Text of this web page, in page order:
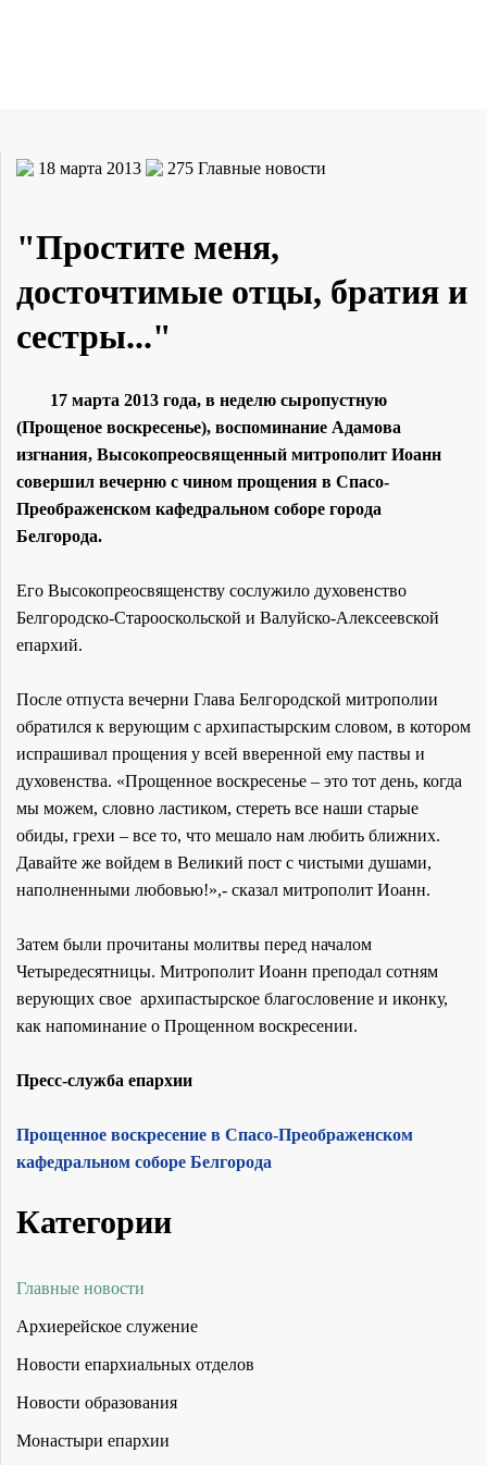
18 марта 2013 275 Главные новости
"Простите меня,
досточтимые отцы, братия и
сестры..."
17 марта 2013 года, в неделю сыропустную
(Прощеное воскресенье), воспоминание Адамова
изгнания, Высокопреосвященный митрополит Иоанн
совершил вечерню с чином прощения в Спасо-
Преображенском кафедральном соборе города
Белгорода.
Его Высокопреосвященству сослужило духовенство
Белгородско-Старооскольской и Валуйско-Алексеевской
епархий.
После отпуста вечерни Глава Белгородской митрополии
обратился к верующим с архипастырским словом, в котором
испрашивал прощения у всей вверенной ему паствы и
духовенства. «Прощенное воскресенье – это тот день, когда
мы можем, словно ластиком, стереть все наши старые
обиды, грехи – все то, что мешало нам любить ближних.
Давайте же войдем в Великий пост с чистыми душами,
наполненными любовью!»,- сказал митрополит Иоанн.
Затем были прочитаны молитвы перед началом
Четыредесятницы. Митрополит Иоанн преподал сотням
верующих свое архипастырское благословение и иконку,
как напоминание о Прощенном воскресении.
Пресс-служба епархии
Прощенное воскресение в Спасо-Преображенском
кафедральном соборе Белгорода
Категории
Главные новости
Архиерейское служение
Новости епархиальных отделов
Новости образования
Монастыри епархии